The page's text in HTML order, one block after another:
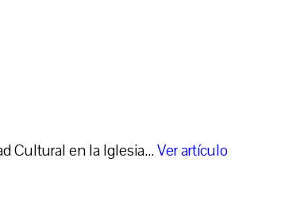
Cultural en la Iglesia...Ver artículo